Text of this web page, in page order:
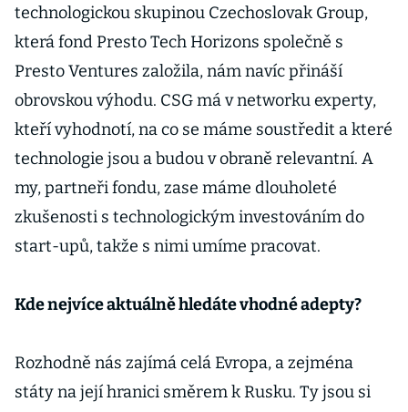
technologickou skupinou Czechoslovak Group,
která fond Presto Tech Horizons společně s
Presto Ventures založila, nám navíc přináší
obrovskou výhodu. CSG má v networku experty,
kteří vyhodnotí, na co se máme soustředit a které
technologie jsou a budou v obraně relevantní. A
my, partneři fondu, zase máme dlouholeté
zkušenosti s technologickým investováním do
start-upů, takže s nimi umíme pracovat.
Kde nejvíce aktuálně hledáte vhodné adepty?
Rozhodně nás zajímá celá Evropa, a zejména
státy na její hranici směrem k Rusku. Ty jsou si